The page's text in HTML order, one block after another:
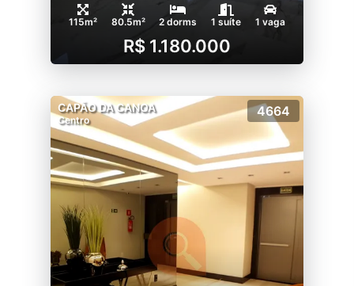
115m² 80.5m² 2 dorms 1 suíte 1 vaga
R$ 1.180.000
CAPÃO DA CANOA
Centro
4664